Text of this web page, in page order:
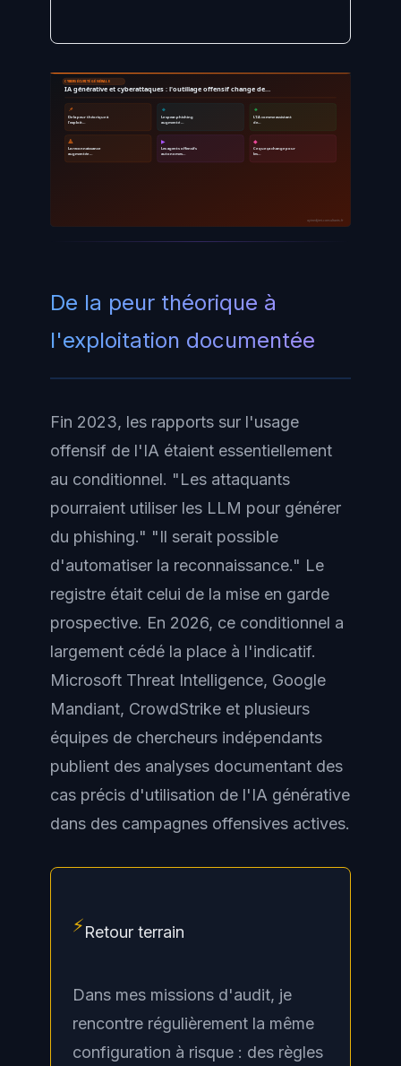
CYBERSÉCURITÉ GÉNÉRALE
IA générative et cyberattaques : l'outillage offensif change de…
📌
De la peur théorique à
l'exploit…
🔹
Le spear-phishing
augmenté …
🔸
L'IA comme assistant
de…
🔺
La reconnaissance
augmentée …
▶
Les agents offensifs
autonomes…
◆
Ce que ça change pour
les…
ayinedjimi-consultants.fr
De la peur théorique à
l'exploitation documentée
Fin 2023, les rapports sur l'usage
offensif de l'IA étaient essentiellement
au conditionnel. "Les attaquants
pourraient utiliser les LLM pour générer
du phishing." "Il serait possible
d'automatiser la reconnaissance." Le
registre était celui de la mise en garde
prospective. En 2026, ce conditionnel a
largement cédé la place à l'indicatif.
Microsoft Threat Intelligence, Google
Mandiant, CrowdStrike et plusieurs
équipes de chercheurs indépendants
publient des analyses documentant des
cas précis d'utilisation de l'IA générative
dans des campagnes offensives actives.
⚡Retour terrain
Dans mes missions d'audit, je
rencontre régulièrement la même
configuration à risque : des règles